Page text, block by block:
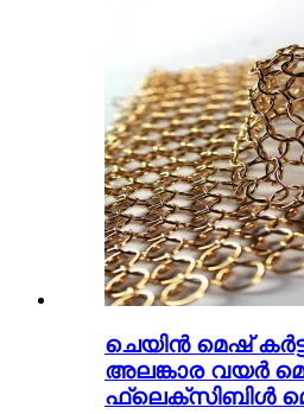
ചെയിൻ മെഷ്
അലങ്കാര വയർ
ഫ്ലെക്സിബിൾ